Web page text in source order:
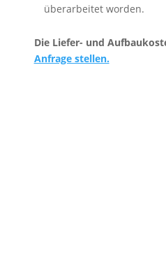
überarbeitet worden.
Die Liefer- und
Anfrage stellen.